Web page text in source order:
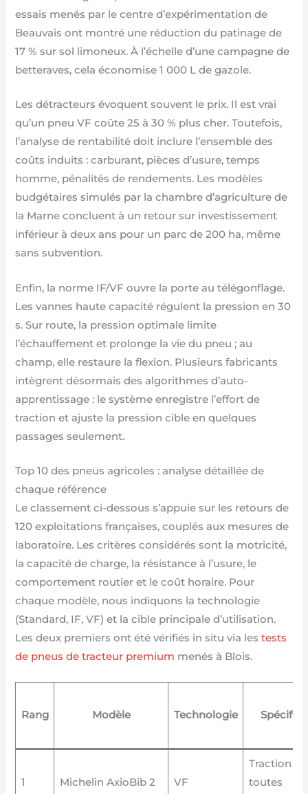
essais menés par le centre d’expérimentation de
Beauvais ont montré une réduction du patinage de
17 % sur sol limoneux. À l’échelle d’une campagne de
betteraves, cela économise 1 000 L de gazole.
Les détracteurs évoquent souvent le prix. Il est vrai
qu’un pneu VF coûte 25 à 30 % plus cher. Toutefois,
l’analyse de rentabilité doit inclure l’ensemble des
coûts induits : carburant, pièces d’usure, temps
homme, pénalités de rendements. Les modèles
budgétaires simulés par la chambre d’agriculture de
la Marne concluent à un retour sur investissement
inférieur à deux ans pour un parc de 200 ha, même
sans subvention.
Enfin, la norme IF/VF ouvre la porte au télégonflage.
Les vannes haute capacité régulent la pression en 30
s. Sur route, la pression optimale limite
l’échauffement et prolonge la vie du pneu ; au
champ, elle restaure la flexion. Plusieurs fabricants
intègrent désormais des algorithmes d’auto-
apprentissage : le système enregistre l’effort de
traction et ajuste la pression cible en quelques
passages seulement.
Top 10 des pneus agricoles : analyse détaillée de
chaque référence
Le classement ci-dessous s’appuie sur les retours de
120 exploitations françaises, couplés aux mesures de
laboratoire. Les critères considérés sont la motricité,
la capacité de charge, la résistance à l’usure, le
comportement routier et le coût horaire. Pour
chaque modèle, nous indiquons la technologie
(Standard, IF, VF) et la cible principale d’utilisation.
Les deux premiers ont été vérifiés in situ via lestests
de pneus de tracteur premium menés à Blois.
Rang Modèle Technologie
1 Michelin AxioBib 2 VF
Traction
toutes